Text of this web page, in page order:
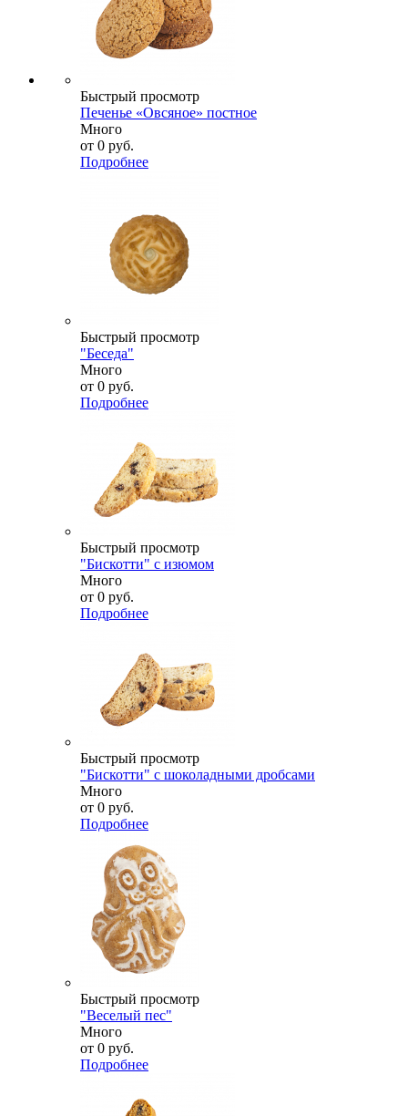
Быстрый просмотр
Печенье «Овсяное» постное
Много
от 0 руб.
Подробнее
Быстрый просмотр
"Беседа"
Много
от 0 руб.
Подробнее
Быстрый просмотр
"Бискотти" с изюмом
Много
от 0 руб.
Подробнее
Быстрый просмотр
"Бискотти" с шоколадными дробсами
Много
от 0 руб.
Подробнее
Быстрый просмотр
"Веселый пес"
Много
от 0 руб.
Подробнее